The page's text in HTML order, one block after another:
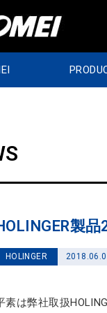
製
HOLINGER
素は弊社取扱